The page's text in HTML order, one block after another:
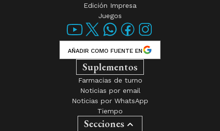
Edición Impresa
Juegos
AÑADIR COMO FUENTE EN
Suplementos
Farmacias de turno
Noticias por email
Noticias por WhatsApp
Tiempo
Secciones